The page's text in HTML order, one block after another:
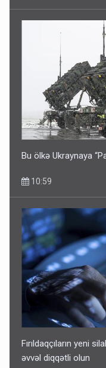
Bu ölkə Ukraynaya
10:59
Fırıldaqçıların yeni
əvvəl diqqətli olun